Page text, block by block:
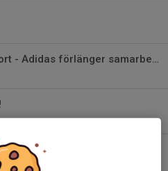
Värmdö IF - Intersport - Adidas förlänger samarbetet!
- Värmdö IF:s Vänner